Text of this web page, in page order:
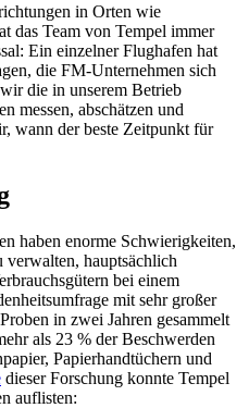
in Orten wie
das Team von Tempel immer
Ein einzelner Flughafen hat
die FM-Unternehmen sich
die in unserem Betrieb
messen, abschätzen und
wann der beste Zeitpunkt für
haben enorme Schwierigkeiten,
verwalten, hauptsächlich
bei einem
mit sehr großer
in zwei Jahren gesammelt
als 23 % der Beschwerden
Papierhandtüchern und
dieser Forschung konnte Tempel
auflisten: